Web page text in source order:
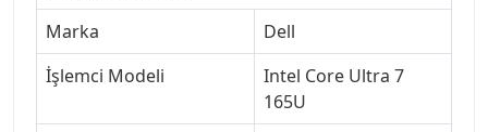
Marka
Dell
İşlemci Modeli
Intel Core Ultra 7
165U